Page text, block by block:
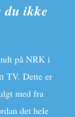
du ikke
på NRK i
TV. Dette er
med fra
det hele